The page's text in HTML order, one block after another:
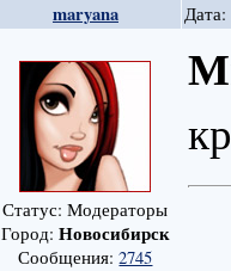
maryana
Статус: Модераторы
Город: Новосибирск
Сообщения:2745